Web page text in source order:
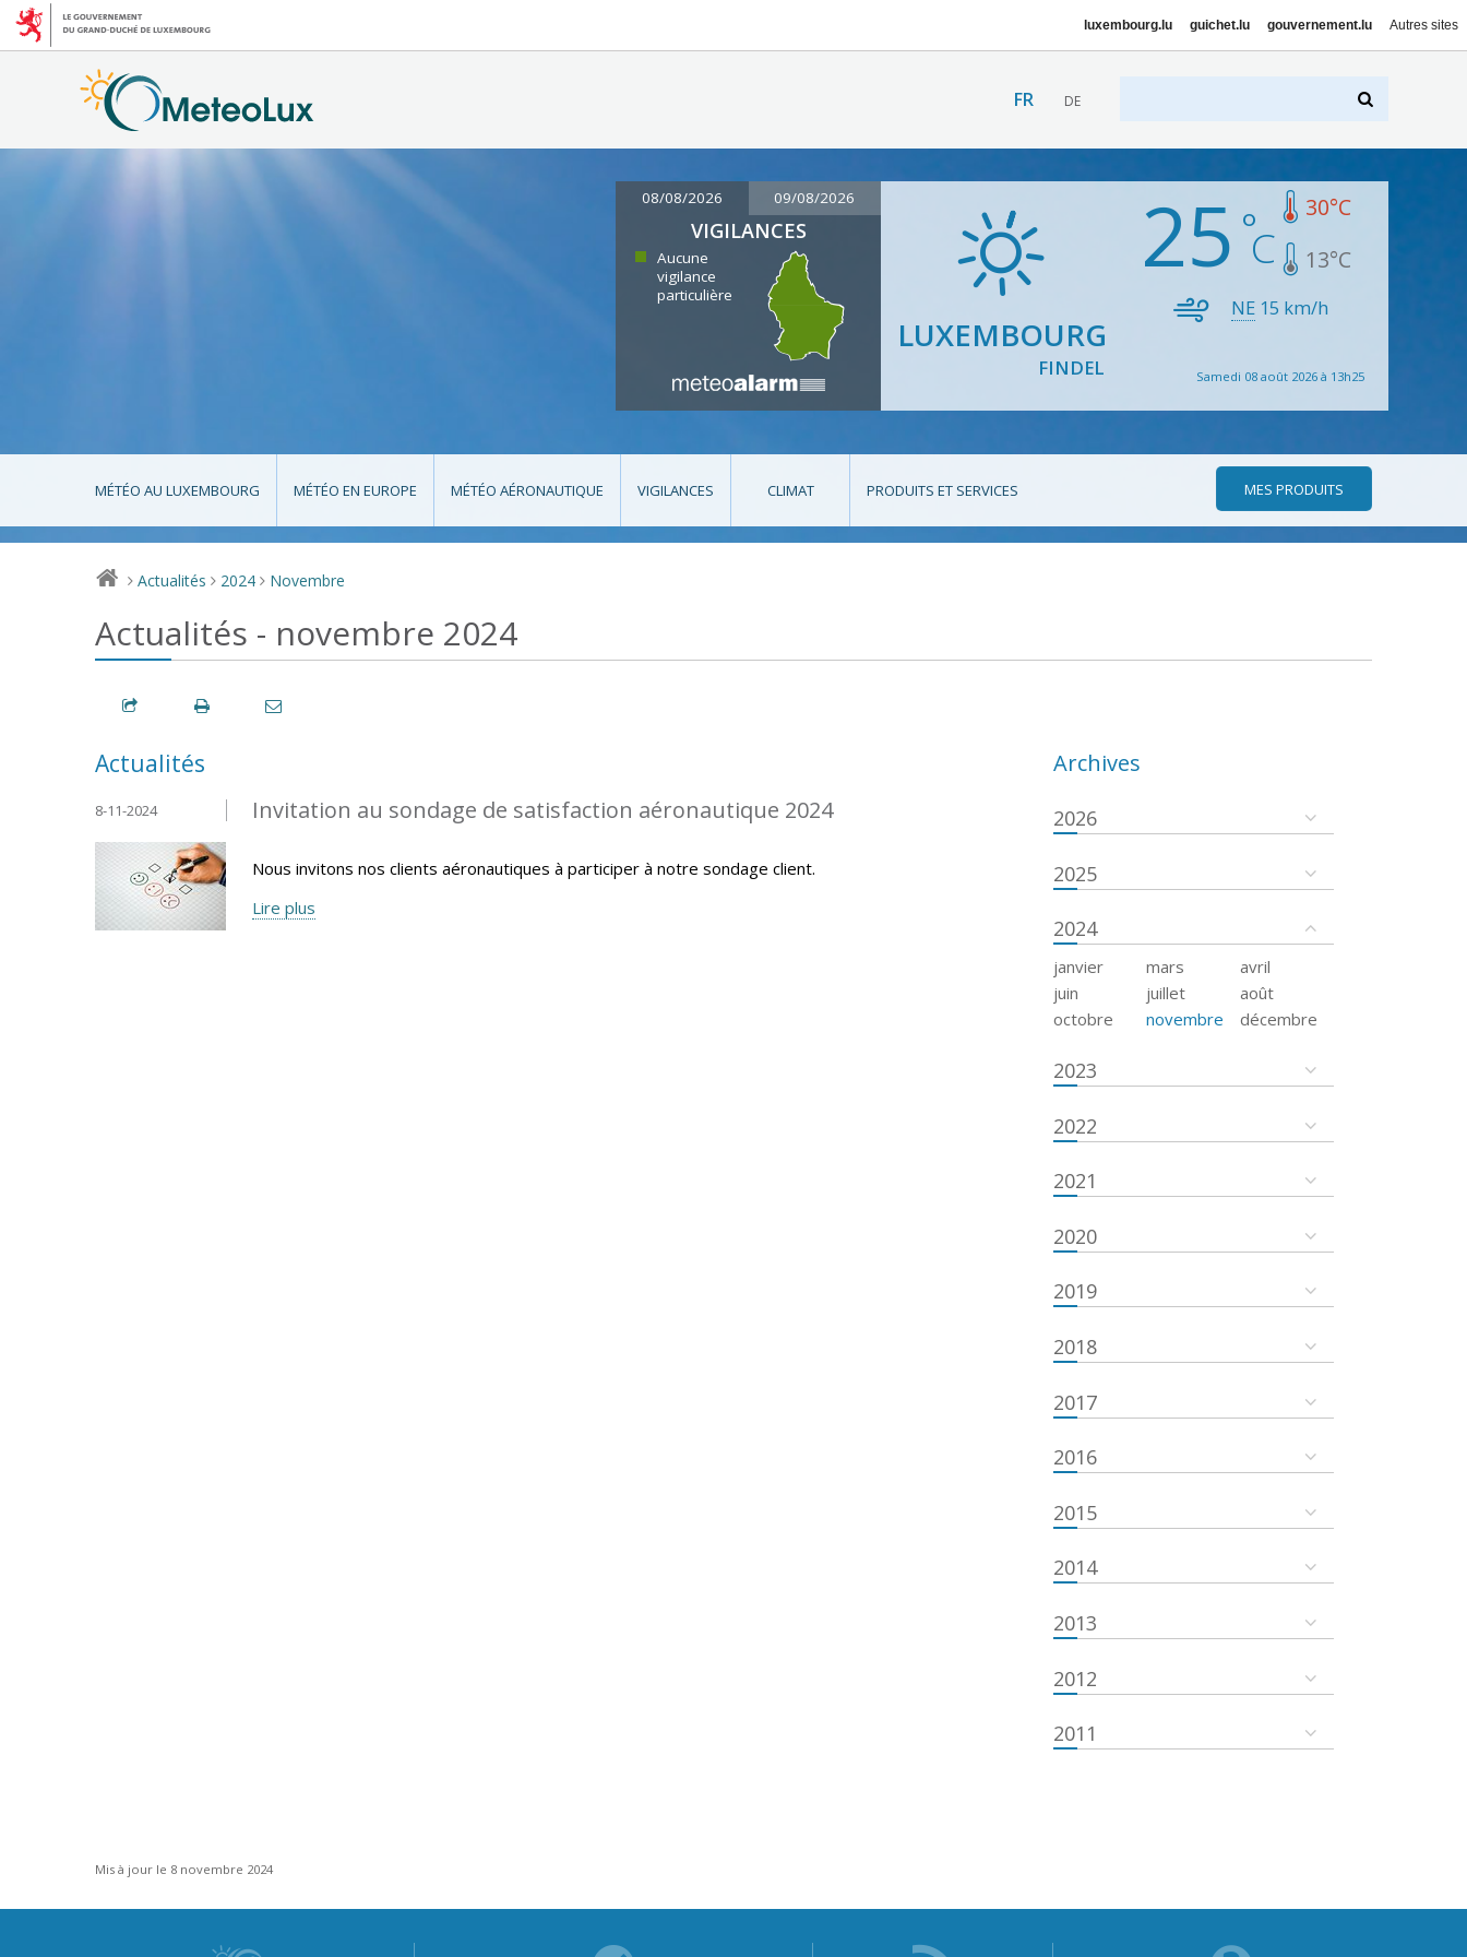
luxembourg.lu guichet.lu gouvernement.lu Autres sites
FR DE
08/08/2026 09/08/2026
VIGILANCES
Aucune
vigilance
particulière
LUXEMBOURG
FINDEL
25 30°C
13°C
NE 15 km/h
Samedi 08 août 2026 à 13h25
MÉTÉO AU LUXEMBOURG MÉTÉO EN EUROPE MÉTÉO AÉRONAUTIQUE VIGILANCES CLIMAT PRODUITS ET SERVICES MES PRODUITS
> Actualités > 2024 > Novembre
Actualités - novembre 2024
Actualités
Invitation au sondage de satisfaction aéronautique 2024
8-11-2024
Nous invitons nos clients aéronautiques à participer à notre sondage client.
Lire plus
Archives
2026
2025
2024
janvier mars
avril
juin
juillet
août
octobre
novembre décembre
2023
2022
2021
2020
2019
2018
2017
2016
2015
2014
2013
2012
2011
Mis à jour le 8 novembre 2024